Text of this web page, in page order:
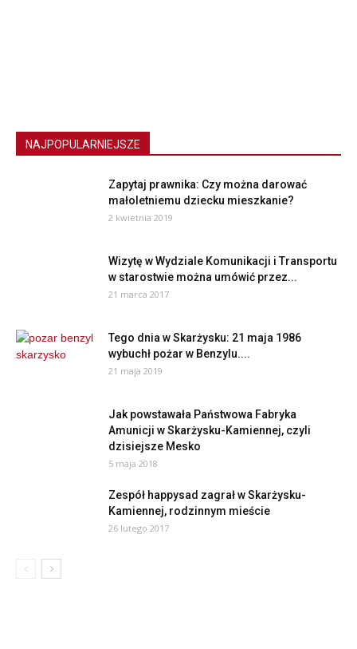
NAJPOPULARNIEJSZE
Zapytaj prawnika: Czy można darować
małoletniemu dziecku mieszkanie?
2 kwietnia 2019
Wizytę w Wydziale Komunikacji i Transportu
w starostwie można umówić przez...
21 marca 2017
Tego dnia w Skarżysku: 21 maja 1986
wybuchł pożar w Benzylu....
21 maja 2019
Jak powstawała Państwowa Fabryka
Amunicji w Skarżysku-Kamiennej, czyli
dzisiejsze Mesko
5 maja 2018
Zespół happysad zagrał w Skarżysku-
Kamiennej, rodzinnym mieście
26 lutego 2017